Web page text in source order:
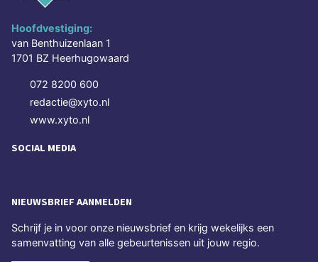
Hoofdvestiging:
van Benthuizenlaan 1
1701 BZ Heerhugowaard
072 8200 600
redactie@xyto.nl
www.xyto.nl
SOCIAL MEDIA
NIEUWSBRIEF AANMELDEN
Schrijf je in voor onze nieuwsbrief en krijg wekelijks een
samenvatting van alle gebeurtenissen uit jouw regio.